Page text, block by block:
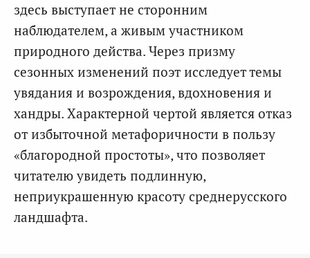
здесь выступает не сторонним
наблюдателем, а живым участником
природного действа. Через призму
сезонных изменений поэт исследует темы
увядания и возрождения, вдохновения и
хандры. Характерной чертой является отказ
от избыточной метафоричности в пользу
«благородной простоты», что позволяет
читателю увидеть подлинную,
неприукрашенную красоту среднерусского
ландшафта.